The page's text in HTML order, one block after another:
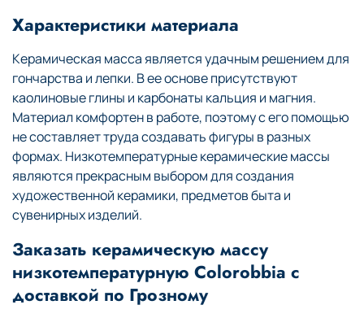
Характеристики материала
Керамическая масса является удачным решением для
гончарства и лепки. В ее основе присутствуют
каолиновые глины и карбонаты кальция и магния.
Материал комфортен в работе, поэтому с его помощью
не составляет труда создавать фигуры в разных
формах. Низкотемпературные керамические массы
являются прекрасным выбором для создания
художественной керамики, предметов быта и
сувенирных изделий.
Заказать керамическую массу
низкотемпературную Colorobbia с
доставкой по Грозному